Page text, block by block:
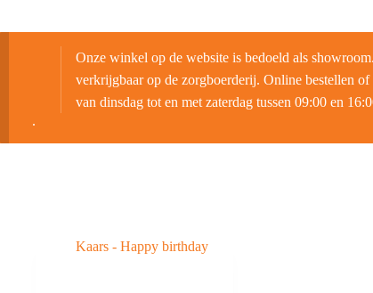
Onze winkel op de website is bedoeld als
verkrijgbaar op de zorgboerderij. Online bestellen
van dinsdag tot en met zaterdag tussen 09:00 en
.